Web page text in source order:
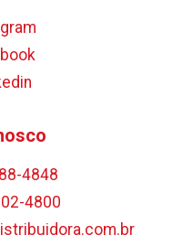
4848
4800